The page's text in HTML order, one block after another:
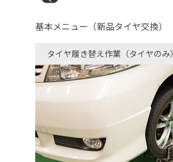
基本メニュー（新品タイヤ交換）
タイヤ履き替え作業（タイヤのみ）